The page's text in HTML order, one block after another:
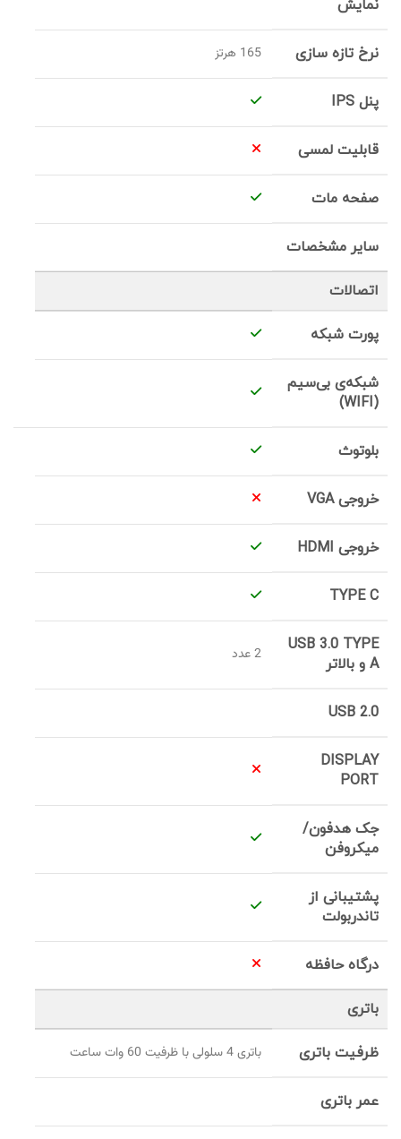
نمایش
نرخ تازه سازی 165 هرتز
پنل IPS
قابلیت لمسی
صفحه مات
سایر مشخصات
اتصالات
پورت شبکه
شبکه‌ی بی‌سیم
(WIFI)
بلوتوث
خروجی VGA
خروجی HDMI
TYPE C
USB 3.0 TYPE
A و بالاتر
2 عدد
USB 2.0
DISPLAY
PORT
جک هدفون/
میکروفن
پشتیبانی از
تاندربولت
درگاه حافظه
باتری
ظرفیت باتری باتری 4 سلولی با ظرفیت 60 وات‌ ساعت
عمر باتری